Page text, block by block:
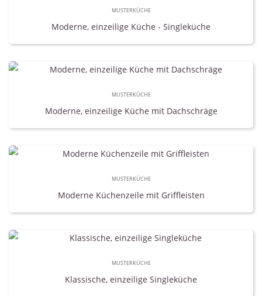
MUSTERKÜCHE
Moderne, einzeilige Küche - Singleküche
MUSTERKÜCHE
Moderne, einzeilige Küche mit Dachschräge
MUSTERKÜCHE
Moderne Küchenzeile mit Griffleisten
MUSTERKÜCHE
Klassische, einzeilige Singleküche